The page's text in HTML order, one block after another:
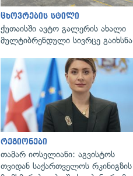
ცხოვრების სტილი
ქუთაისში ავტო გალერის ახალი
მულტიბრენდული სივრცე გაიხსნა
რეგიონები
თამარ იოსელიანი: აგვისტოს
თვიდან საქართველოს რკინიგზის